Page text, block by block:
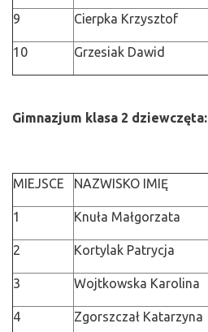
9 Cierpka Krzysztof
10 Grzesiak Dawid
Gimnazjum klasa 2 dziewczęta:
MIEJSCE NAZWISKO IMIĘ
1 Knuła Małgorzata
2 Kortylak Patrycja
3 Wojtkowska Karolina
4 Zgorszczał Katarzyna